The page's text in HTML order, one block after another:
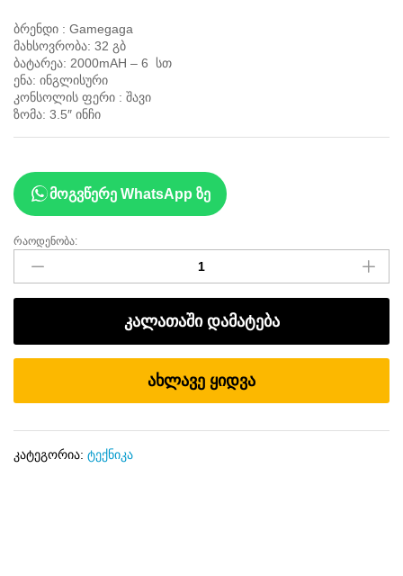
ბრენდი : Gamegaga
მახსოვრობა: 32 გბ
ბატარეა: 2000mAH – 6 სთ
ენა: ინგლისური
კონსოლის ფერი : შავი
ზომა: 3.5″ ინჩი
მოგვწერე WhatsApp ზე
სათამაშო
კონსოლი
x6
რაოდენობა
რაოდენობა:
კალათაში დამატება
ახლავე ყიდვა
კატეგორია: ტექნიკა